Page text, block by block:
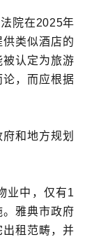
院在2025年
类似酒店的
认定为旅游
，而应根据
和地方规划
业中，仅有1
雅典市政府
租范畴，并